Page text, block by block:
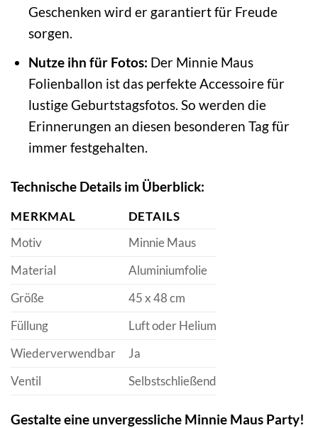
Geschenken wird er garantiert für Freude
sorgen.
Nutze ihn für Fotos: Der Minnie Maus
Folienballon ist das perfekte Accessoire für
lustige Geburtstagsfotos. So werden die
Erinnerungen an diesen besonderen Tag für
immer festgehalten.
Technische Details im Überblick:
MERKMAL
DETAILS
Motiv
Minnie Maus
Material
Aluminiumfolie
Größe
45 x 48 cm
Füllung
Luft oder Helium
Wiederverwendbar
Ja
Ventil
Selbstschließend
Gestalte eine unvergessliche Minnie Maus Party!